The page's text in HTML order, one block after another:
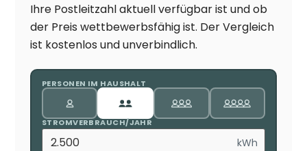
Ihre Postleitzahl aktuell verfügbar ist und ob
der Preis wettbewerbsfähig ist. Der Vergleich
ist kostenlos und unverbindlich.
PERSONEN IM HAUSHALT
STROMVERBRAUCH/JAHR
kWh